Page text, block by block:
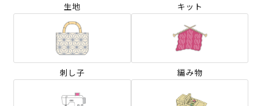
生地 キット
刺し子 編み物